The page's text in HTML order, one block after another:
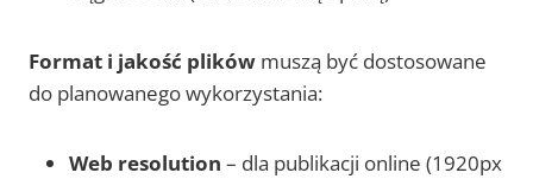
Format i jakość plików muszą być dostosowane
do planowanego wykorzystania:
Web resolution – dla publikacji online (1920px